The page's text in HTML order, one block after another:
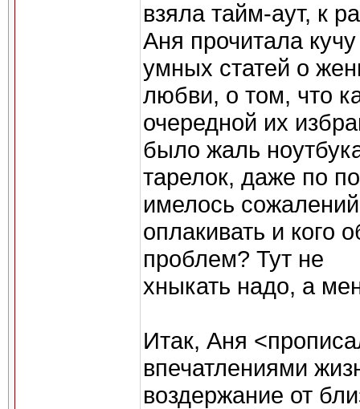
взяла тайм-аут, к
Аня прочитала кучу
умных статей о
любви, о том, что
очередной их
было жаль
тарелок, даже по
имелось
оплакивать и кого
проблем? Тут не
хныкать надо, а
Итак, Аня
впечатлениями
воздержание от